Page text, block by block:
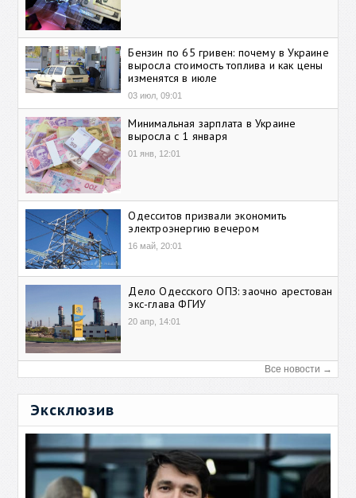
Бензин по 65 гривен: почему в Украине
выросла стоимость топлива и как цены
изменятся в июле
03 июл, 09:01
Минимальная зарплата в Украине
выросла с 1 января
01 янв, 12:01
Одесситов призвали экономить
электроэнергию вечером
16 май, 20:01
Дело Одесского ОПЗ: заочно арестован
экс-глава ФГИУ
20 апр, 14:01
Все новости →
Эксклюзив